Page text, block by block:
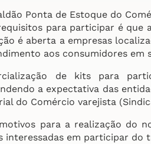
Ponta de Estoque do
para participar é que
é aberta a empresas
aos consumidores em
de kits para
a expectativa das
do Comércio varejista
para a realização do
interessadas em participar do